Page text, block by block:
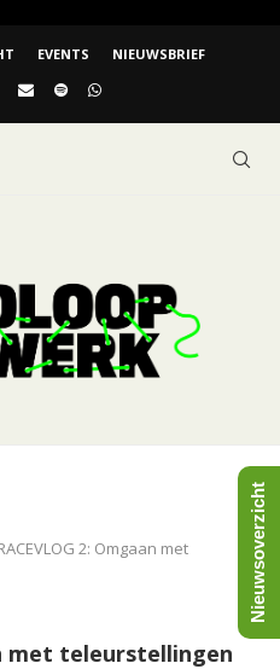
EVENTS NIEUWSBRIEF
2: Omgaan met
met teleurstellingen
Nieuwsoverzicht